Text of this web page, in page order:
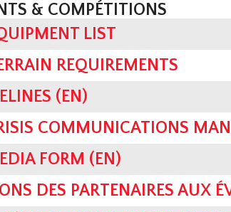
& COMPÉTITIONS
LIST
REQUIREMENTS
(EN)
COMMUNICATIONS
FORM (EN)
DES PARTENAIRES AUX